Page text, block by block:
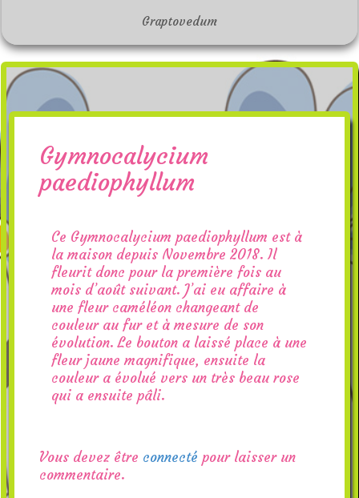
Graptovedum
Gymnocalycium
paediophyllum
Ce Gymnocalycium paediophyllum est à
la maison depuis Novembre 2018. Il
fleurit donc pour la première fois au
mois d’août suivant. J’ai eu affaire à
une fleur caméléon changeant de
couleur au fur et à mesure de son
évolution. Le bouton a laissé place à une
fleur jaune magnifique, ensuite la
couleur a évolué vers un très beau rose
qui a ensuite pâli.
Vous devez être connecté pour laisser un
commentaire.